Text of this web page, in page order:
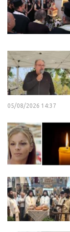
05/08/2026 14:37